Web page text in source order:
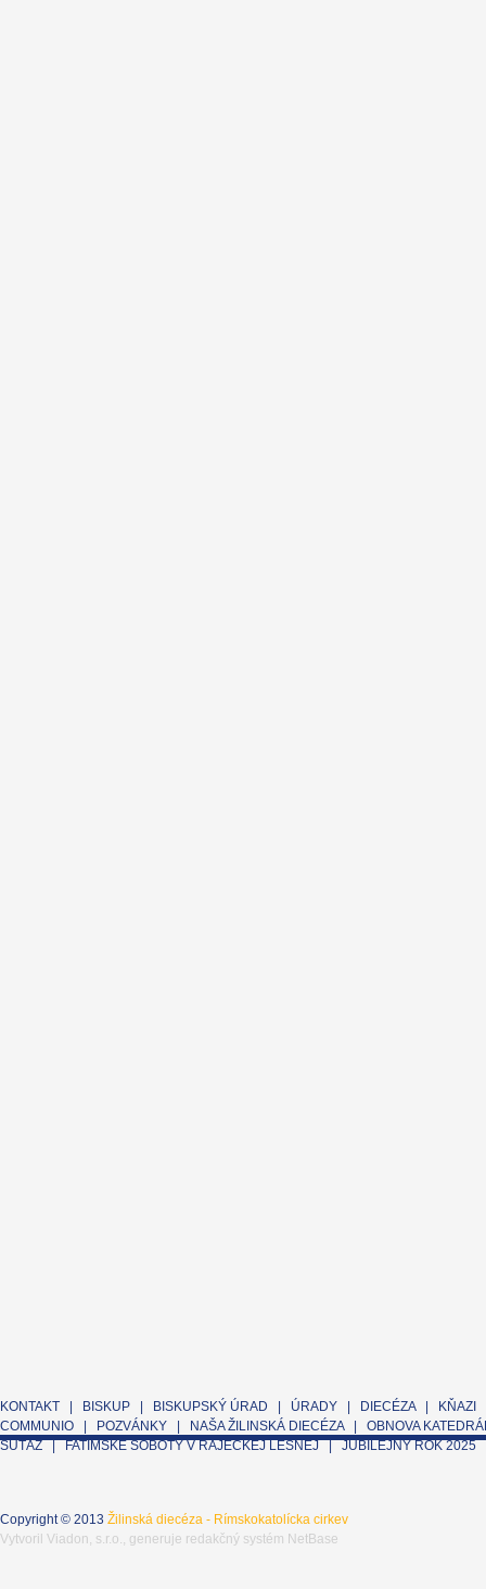
KONTAKT BISKUP BISKUPSKÝ ÚRAD ÚRADY DIECÉZA| KŇAZI
COMMUNIO
POZVÁNKY NAŠA ŽILINSKÁ DIECÉZA| OBNOVA
SÚŤAŽ
FATIMSKÉ SOBOTY V RAJECKEJ LESNEJ JUBILEJNÝ ROK 2025
Copyright © 2013 Žilinská diecéza - Rímskokatolícka cirkev
Vytvoril Viadon, s.r.o., generuje redakčný systém NetBase